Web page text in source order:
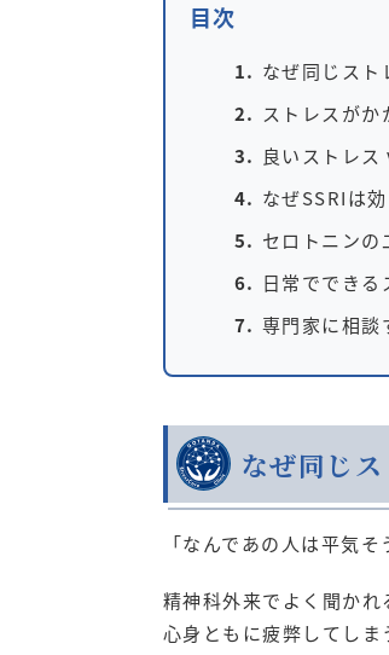
目次
なぜ同じスト
ストレスが
良いストレス
なぜSSRIは
セロトニン
日常ででき
専門家に相談
なぜ同じ
「なんであの人は平気
精神科外来でよく聞か
心身ともに疲弊してし